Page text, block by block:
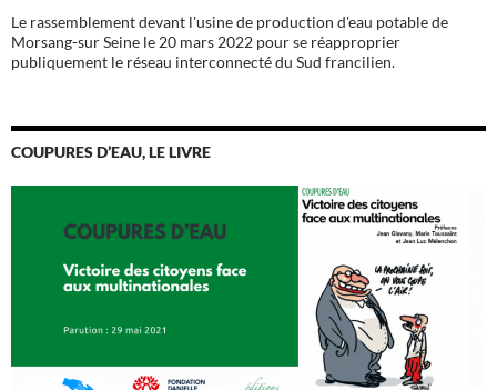
Le rassemblement devant l'usine de production d'eau potable de
Morsang-sur Seine le 20 mars 2022 pour se réapproprier
publiquement le réseau interconnecté du Sud francilien.
COUPURES D’EAU, LE LIVRE